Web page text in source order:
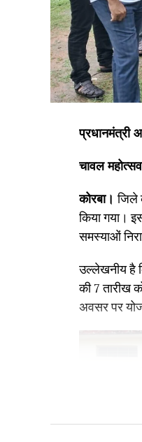
प्रधानमंत्री
चावल
कोरबा।जिले
किया गया।
समस्याओं
उल्लेखनीय है
की 7 तारीख
अवसर पर